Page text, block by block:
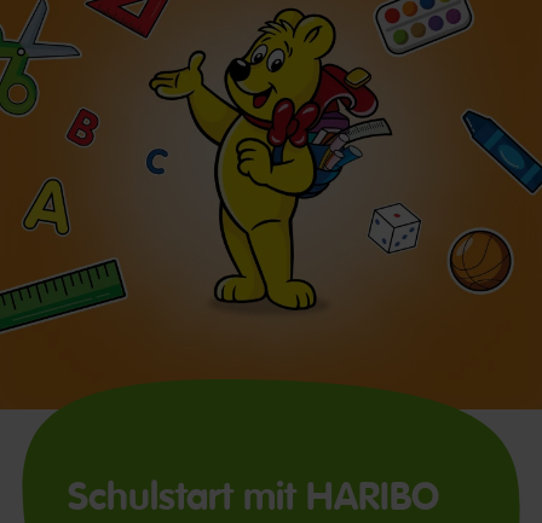
Schulstart mit HARIBO